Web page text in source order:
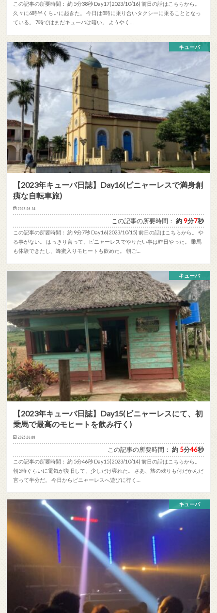
この記事の所要時間： 約 5分38秒 Day17(2023/10/16) 前日の話はこちらから。
久々に6時半くらいに起きた。 今日は8時に乗り合いタクシーに乗ることとなっ
ている。 7時ではまだキューバは暗い。 ようやく…
キューバ
【2023年キューバ日誌】Day16(ビニャーレスで満身創
痍な自転車旅)
2025.06.14
この記事の所要時間：約9分7秒
この記事の所要時間： 約 9分7秒 Day16(2023/10/15) 前日の話はこちらから。 や
る事がない。 はっきり言って、ビニャーレスでやりたい事は昨日やった。 乗馬
も体験できたし、蜂蜜入りモヒートも飲めた。 朝ご…
キューバ
【2023年キューバ日誌】Day15(ビニャーレスにて、初
乗馬で最高のモヒートを飲み行く)
2025.06.08
この記事の所要時間：約 5分46秒
この記事の所要時間： 約 5分46秒 Day15(2023/10/14) 前日の話はこちらから。
朝5時ぐらいに電気が復旧して、少しだけ寝れた。 さあ、旅の残りも何だかんだ
言って半分だ。 今日からビニャーレスへ遊びに行く…
キューバ